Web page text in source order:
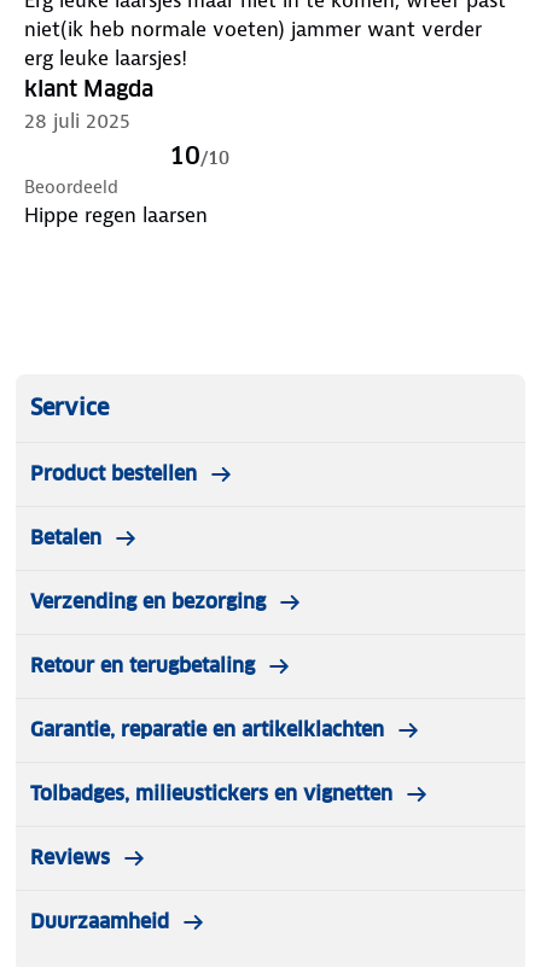
niet(ik heb normale voeten) jammer want verder
erg leuke laarsjes!
klant Magda
28 juli 2025
10/10
Beoordeeld
Hippe regen laarsen
Service
Product bestellen
Betalen
Verzending en bezorging
Retour en terugbetaling
Garantie, reparatie en artikelklachten
Tolbadges, milieustickers en vignetten
Reviews
Duurzaamheid